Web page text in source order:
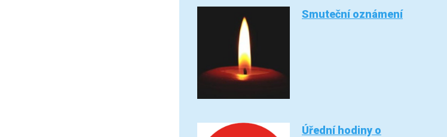
Smuteční oznámení
Úřední hodiny o